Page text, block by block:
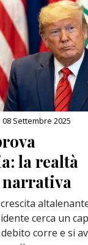
08 Settembre 2025
la realtà
narrativa
cerca un
corre e si